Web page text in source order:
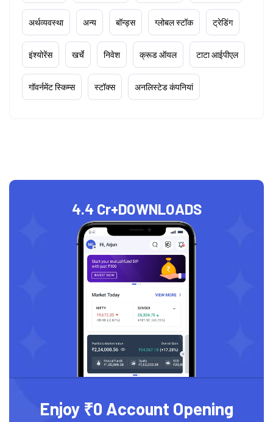
अर्थव्यवस्था अन्य बॉन्ड्स ग्लोबल स्टॉक ट्रेडिंग
इंश्योरेंस खर्चे निवेश क्रूड ऑयल टाटा आईपीएल
गॉवर्नमेंट स्किम्स स्टॉक्स अनलिस्टेड कंपनियां
4.4 Cr+DOWNLOADS
Enjoy ₹0 Account Opening